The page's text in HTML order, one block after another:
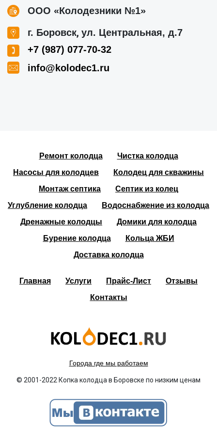
ООО «Колодезники №1»
г. Боровск, ул. Центральная, д.7
+7 (987) 077-70-32
info@kolodec1.ru
Ремонт колодца
Чистка колодца
Насосы для колодцев
Колодец для скважины
Монтаж септика
Септик из колец
Углубление колодца
Водоснабжение из колодца
Дренажные колодцы
Домики для колодца
Бурение колодца
Кольца ЖБИ
Доставка колодца
Главная Услуги Прайс-Лист
Отзывы
Контакты
Города где мы работаем
© 2001-2022 Копка колодца в Боровске по низким ценам